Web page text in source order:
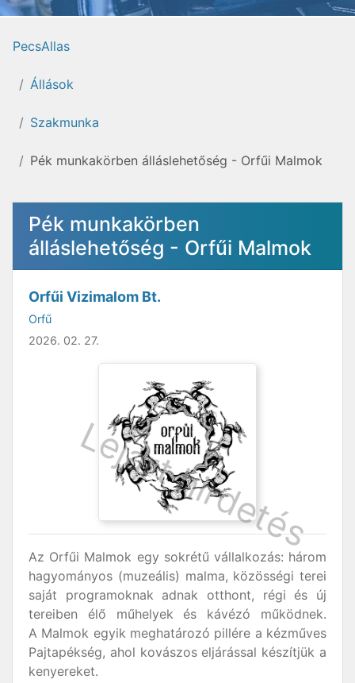
PecsAllas
Állások
Szakmunka
Pék munkakörben álláslehetőség - Orfűi Malmok
Pék munkakörben
álláslehetőség - Orfűi Malmok
Orfűi Vizimalom Bt.
Orfű
2026. 02. 27.
Az Orfűi Malmok egy sokrétű vállalkozás: három
hagyományos (muzeális) malma, közösségi terei
saját programoknak adnak otthont, régi és új
tereiben élő műhelyek és kávézó működnek.
A Malmok egyik meghatározó pillére a kézműves
Pajtapékség, ahol kovászos eljárással készítjük a
kenyereket.